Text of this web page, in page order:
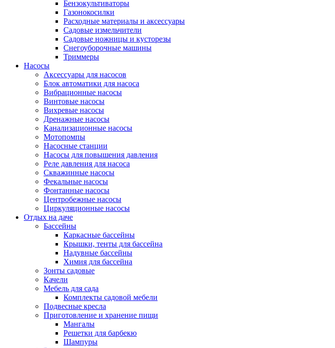
Бензокультиваторы
Газонокосилки
Расходные материалы и аксессуары
Садовые измельчители
Садовые ножницы и кусторезы
Снегоуборочные машины
Триммеры
Насосы
Аксессуары для насосов
Блок автоматики для насоса
Вибрационные насосы
Винтовые насосы
Вихревые насосы
Дренажные насосы
Канализационные насосы
Мотопомпы
Насосные станции
Насосы для повышения давления
Реле давления для насоса
Скважинные насосы
Фекальные насосы
Фонтанные насосы
Центробежные насосы
Циркуляционные насосы
Отдых на даче
Бассейны
Каркасные бассейны
Крышки, тенты для бассейна
Надувные бассейны
Химия для бассейна
Зонты садовые
Качели
Мебель для сада
Комплекты садовой мебели
Подвесные кресла
Приготовление и хранение пищи
Мангалы
Решетки для барбекю
Шампуры